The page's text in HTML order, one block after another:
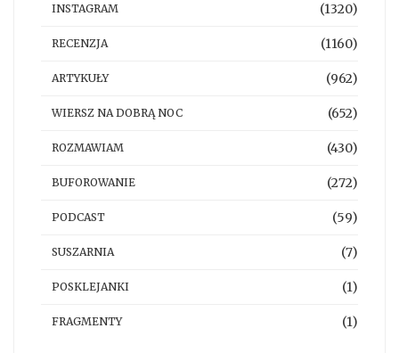
INSTAGRAM (1320)
RECENZJA (1160)
ARTYKUŁY (962)
WIERSZ NA DOBRĄ NOC (652)
ROZMAWIAM (430)
BUFOROWANIE (272)
PODCAST (59)
SUSZARNIA (7)
POSKLEJANKI (1)
FRAGMENTY (1)